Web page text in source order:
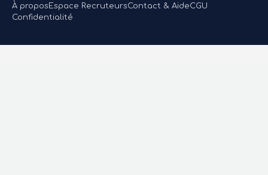
À propos Espace RecruteursContact & AideCGU
Confidentialité